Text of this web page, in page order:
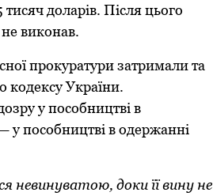
доларів. Після цього
виконав.
прокуратури затримали та
кодексу України.
у пособництві в
у пособництві в одержанні
невинуватою, доки її вину не